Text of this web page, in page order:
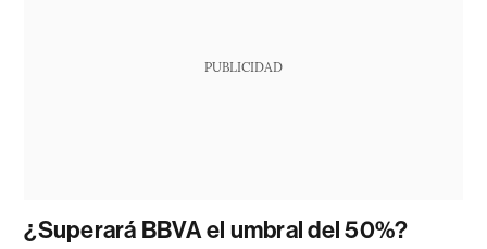
PUBLICIDAD
¿Superará BBVA el umbral del 50%?